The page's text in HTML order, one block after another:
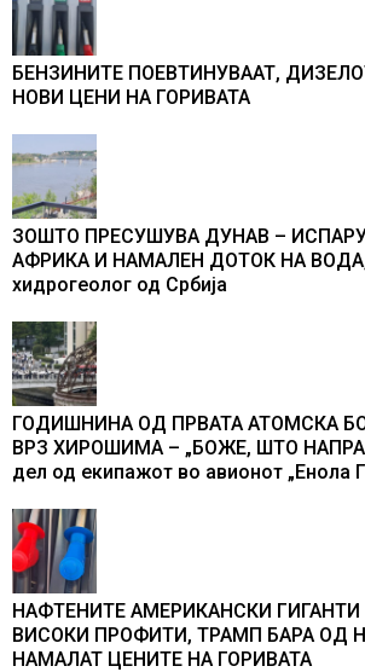
БЕНЗИНИТЕ ПОЕВТИНУВААТ,
НОВИ ЦЕНИ НА ГОРИВАТА
ЗОШТО ПРЕСУШУВА ДУНАВ –
АФРИКА И НАМАЛЕН ДОТОК НА ВОДА,
хидрогеолог од Србија
ГОДИШНИНА ОД ПРВАТА АТОМСКА
ВРЗ ХИРОШИМА – „БОЖЕ, ШТО
дел од екипажот во авионот „Енола
промени текот на историјата
НАФТЕНИТЕ АМЕРИКАНСКИ
ВИСОКИ ПРОФИТИ, ТРАМП БАРА ОД
НАМАЛАТ ЦЕНИТЕ НА ГОРИВАТА